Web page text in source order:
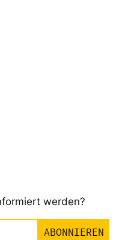
werden?
ABONNIEREN